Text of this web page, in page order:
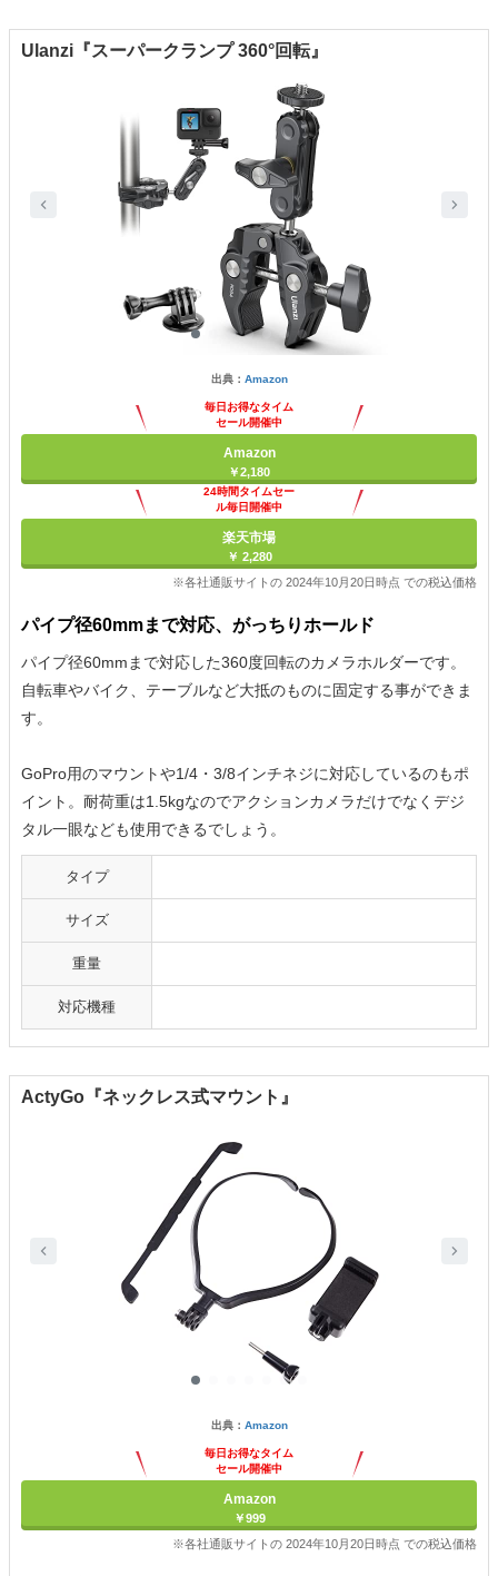
Ulanzi『スーパークランプ 360°回転』
出典： Amazon
毎日お得なタイム
セール開催中
Amazon
￥2,180
24時間タイムセー
ル毎日開催中
楽天市場
￥ 2,280
※各社通販サイトの 2024年10月20日時点 での税込価格
パイプ径60mmまで対応、がっちりホールド
パイプ径60mmまで対応した360度回転のカメラホルダーです。
自転車やバイク、テーブルなど大抵のものに固定する事ができま
す。
GoPro用のマウントや1/4・3/8インチネジに対応しているのもポ
イント。耐荷重は1.5kgなのでアクションカメラだけでなくデジ
タル一眼なども使用できるでしょう。
タイプ
サイズ
重量
対応機種
ActyGo『ネックレス式マウント』
出典： Amazon
毎日お得なタイム
セール開催中
Amazon
￥999
※各社通販サイトの 2024年10月20日時点 での税込価格